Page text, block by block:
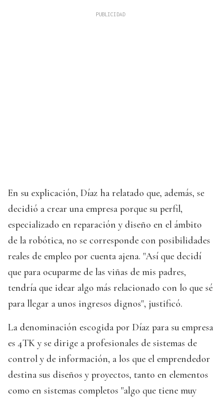
En su explicación, Díaz ha relatado que, además, se
decidió a crear una empresa porque su perfil,
especializado en reparación y diseño en el ámbito
de la robótica, no se corresponde con posibilidades
reales de empleo por cuenta ajena. "Así que decidí
que para ocuparme de las viñas de mis padres,
tendría que idear algo más relacionado con lo que sé
para llegar a unos ingresos dignos", justificó.
La denominación escogida por Díaz para su empresa
es 4TK y se dirige a profesionales de sistemas de
control y de información, a los que el emprendedor
destina sus diseños y proyectos, tanto en elementos
como en sistemas completos "algo que tiene muy